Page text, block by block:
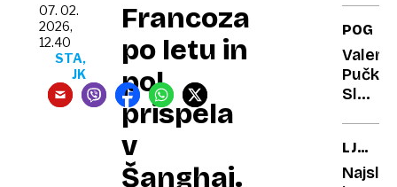
Francoza
po letu in
pol
prispela
v
Šanghaj.
07. 02.
2026,
12.40
STA,
JK
na
mraz,
pa v
tudi
so
Valerija
Pučko:
od